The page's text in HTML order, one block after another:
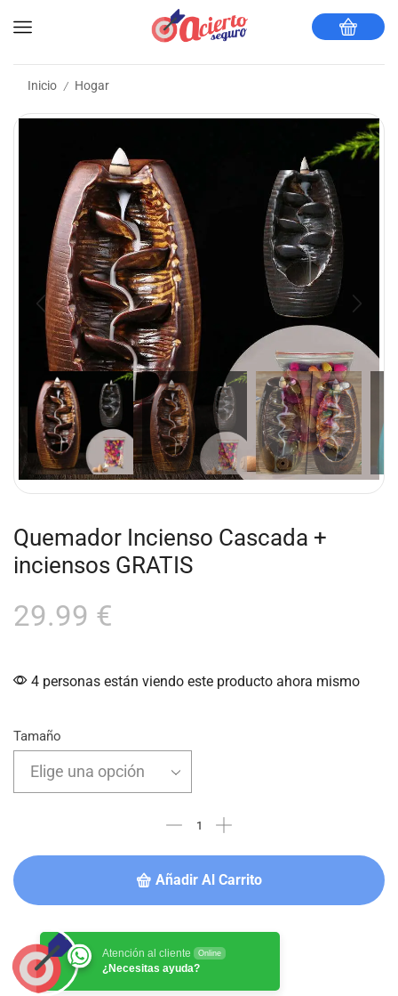
Inicio / Hogar
Quemador Incienso Cascada +
inciensos GRATIS
29.99 €
4 personas están viendo este producto ahora mismo
Tamaño
Añadir Al Carrito
Atención al cliente Online
¿Necesitas ayuda?